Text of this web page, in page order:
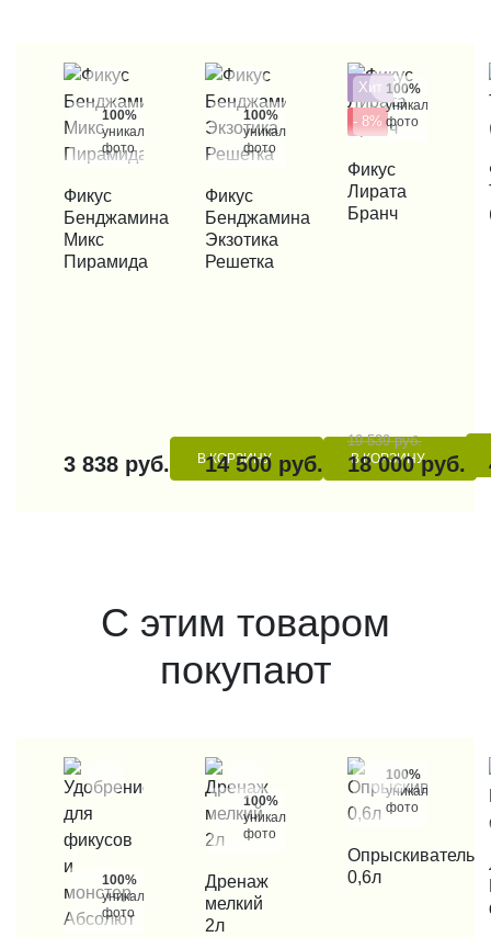
100%
уникальные
фото
КУПИТЬ В 1 КЛИК
Фикус
Бенджамина
Микс
Пирамида
3 838 руб. В КОРЗИНУ
100%
уникальные
фото
КУПИТЬ В 1 КЛИК
Фикус
Бенджамина
Экзотика
Решетка
14 500 руб. В КОРЗИНУ
Хит
- 8%
100%
уникальные
фото
КУПИТЬ В 1 КЛИК
Фикус
Лирата
Бранч
19 539 руб.
18 000 руб.
С этим товаром
покупают
100%
уникальные
фото
100%
уникальные
фото
КУПИТЬ В 1 КЛИК
Дренаж
мелкий
2л
100%
уникальные
фото
КУПИТЬ В 1 КЛИК
Опрыскиватель
0,6л